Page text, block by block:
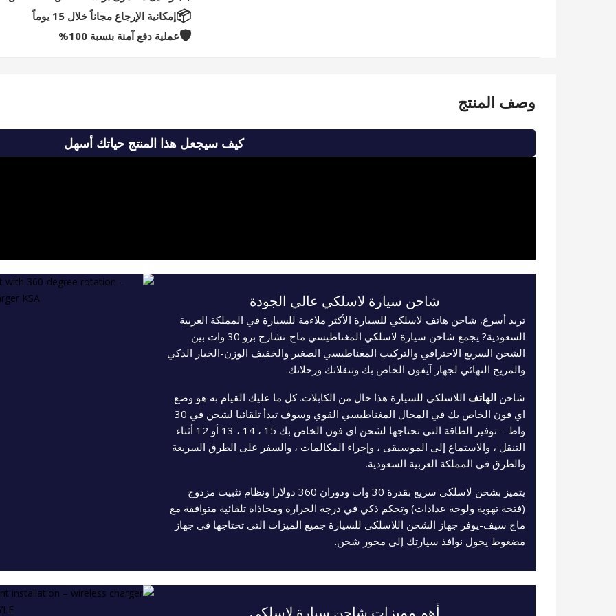
📦إمكانية الإرجاع مجاناً خلال 15 يوماً
🛡️عملية دفع آمنة بنسبة 100%
وصف المنتج
كيف سيجعل هذا المنتج حياتك أسهل
شاحن سيارة لاسلكي عالي الجودة
تريد أسرع, شاحن هاتف لاسلكي للسيارة الأكثر ملاءمة للسيارة في المملكة العربية
السعودية? يجمع شاحن سيارة لاسلكي المغناطيسي ماج-تشارج برو 30 وات بين
الشحن السريع الاحترافي والتركيب المغناطيسي الصغير والخفيف الوزن-الخيار الذكي
والمريح النهائي لجهاز آيفون الخاص بك وتنقلاتك ورحلاتك.
شاحن الهاتف اللاسلكي للسيارة هذا خال من الكابلات. كل ما عليك القيام به هو وضع
اي فون الخاص بك في المجال المغناطيسي القوي وسوف تبدأ تلقائيا لشحن في 30
واط – توفير الطاقة التي تحتاجها لشحن اي فون الخاص بك 15 ، 14 ، 13 أو 12 أثناء
التنقل ، والاستماع إلى الموسيقى ، وإجراء المكالمات ، والسفر على الطرق السريعة
والطرق في المملكة العربية السعودية.
يتميز بشحن لاسلكي سريع بقدرة 30 وات ودوران 360 دولارا ونظام تثبيت مزدوج
(فتحة تهوية ولوحة عدادات) وتحكم ذكي في درجة الحرارة ومحاذاة تلقائية متوافقة مع
ماج سيف-يوفر جهاز الشحن اللاسلكي للسيارة جميع الميزات التي تحتاجها في جهاز
مضغوط يحول نوافذ سيارتك إلى محور شحن.
أهم مميزات شاحن سيارة لاسلكي